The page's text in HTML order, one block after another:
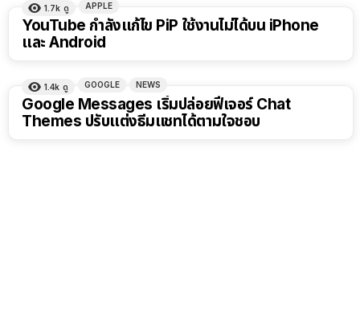
1.7k ดู APPLE
YouTube กำลังแก้ไข PiP ใช้งานไม่ได้บน iPhone
และ Android
1.4k ดู GOOGLE NEWS
Google Messages เริ่มปล่อยฟีเจอร์ Chat
Themes ปรับแต่งธีมแชทได้ตามใจชอบ